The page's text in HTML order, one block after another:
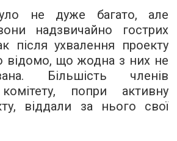
не дуже багато, але
надзвичайно гострих
після ухвалення проекту
відомо, що жодна з них не
Більшість членів
попри активну
віддали за нього свої